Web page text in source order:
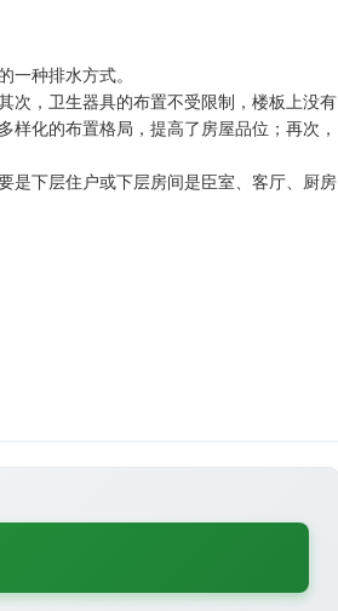
一种排水方式。
次，卫生器具的布置不受限制，楼板上没有
化的布置格局，提高了房屋品位；再次，
是下层住户或下层房间是臣室、客厅、厨房